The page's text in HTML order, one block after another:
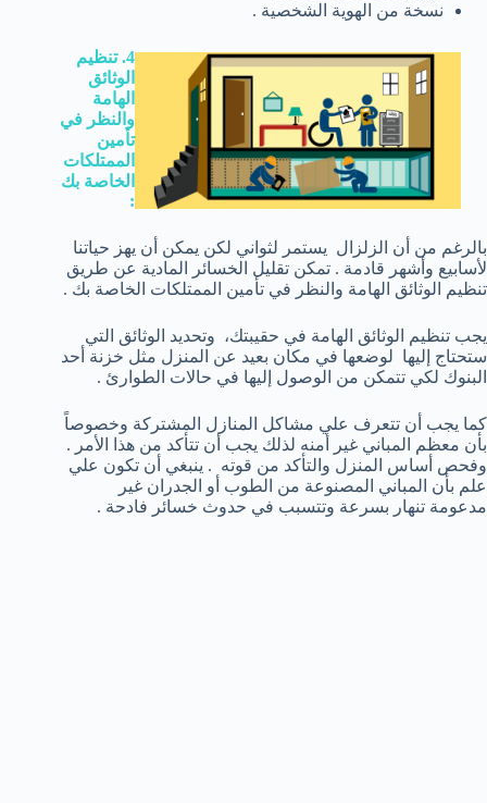
نسخة من الهوية الشخصية .
4. تنظيم
الوثائق
الهامة
والنظر في
تأمين
الممتلكات
الخاصة بك
:
بالرغم من أن الزلزال يستمر لثواني لكن يمكن أن يهز حياتنا
لأسابيع وأشهر قادمة . تمكن تقليل الخسائر المادية عن طريق
تنظيم الوثائق الهامة والنظر في تأمين الممتلكات الخاصة بك .
يجب تنظيم الوثائق الهامة في حقيبتك، وتحديد الوثائق التي
ستحتاج إليها لوضعها في مكان بعيد عن المنزل مثل خزنة أحد
البنوك لكي تتمكن من الوصول إليها في حالات الطوارئ .
كما يجب أن تتعرف علي مشاكل المنازل المشتركة وخصوصاً
بأن معظم المباني غير أمنه لذلك يجب أن تتأكد من هذا الأمر .
وفحص أساس المنزل والتأكد من قوته . ينبغي أن تكون علي
علم بأن المباني المصنوعة من الطوب أو الجدران غير
مدعومة تنهار بسرعة وتتسبب في حدوث خسائر فادحة .